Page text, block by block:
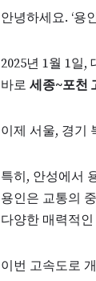
안녕하세요. ‘용
2025년 1월 1일,
바로 세종~포천
이제 서울, 경기
특히, 안성에서
용인은 교통의
다양한 매력적
이번 고속도로